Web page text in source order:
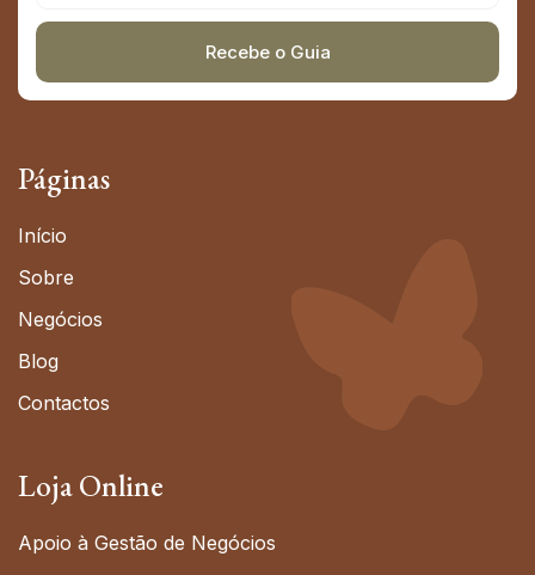
Recebe o Guia
Alternative:
Páginas
Início
Sobre
Negócios
Blog
Contactos
Loja Online
Apoio à Gestão de Negócios